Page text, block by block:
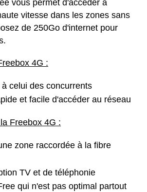
vous permet d'accéder à
vitesse dans les zones sans
de 250Go d'internet pour
4G :
celui des concurrents
et facile d'accéder au réseau
Freebox 4G :
zone raccordée à la fibre
TV et de téléphonie
qui n'est pas optimal partout